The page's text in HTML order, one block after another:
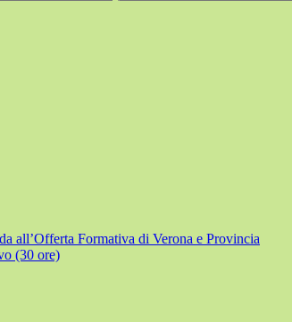
all’Offerta Formativa di Verona e Provincia
(30 ore)